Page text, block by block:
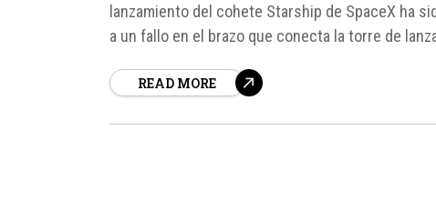
lanzamiento del cohete Starship de SpaceX ha
a un fallo en el brazo que conecta la torre de
READ MORE